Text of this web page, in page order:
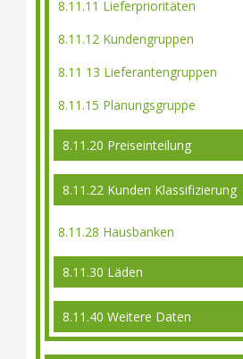
8.11.11 Lieferprioritäten
8.11.12 Kundengruppen
8.11 13 Lieferantengruppen
8.11.15 Planungsgruppe
8.11.20 Preiseinteilung
8.11.22 Kunden Klassifizierung
8.11.28 Hausbanken
8.11.30 Läden
8.11.40 Weitere Daten